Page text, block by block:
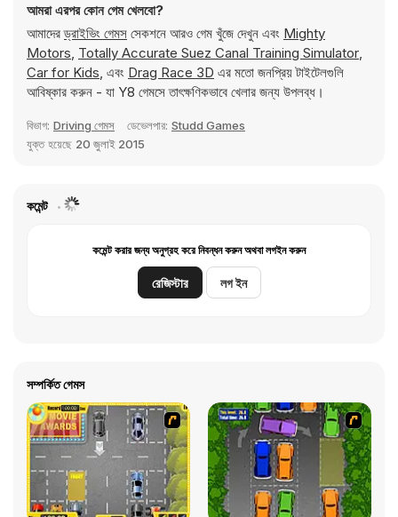
আমরা এরপর কোন গেম খেলবো?
আমাদেরড্রাইভিং গেমস সেকশনে আরও গেম খুঁজে দেখুন এবং Mighty
Motors, Totally Accurate Suez Canal Training Simulator,
Car for Kids, এবং Drag Race 3D এর মতো জনপ্রিয় টাইটেলগুলি
আবিষ্কার করুন - যা Y8 গেমসে তাৎক্ষণিকভাবে খেলার জন্য উপলব্ধ।
বিভাগ: Driving গেমস ডেভেলপার: Studd Games
যুক্ত হয়েছে 20 জুলাই 2015
কমেন্ট
কমেন্ট করার জন্য অনুগ্রহ করে নিবন্ধন করুন অথবা লগইন করুন
রেজিস্টার লগ ইন
সম্পর্কিত গেমস